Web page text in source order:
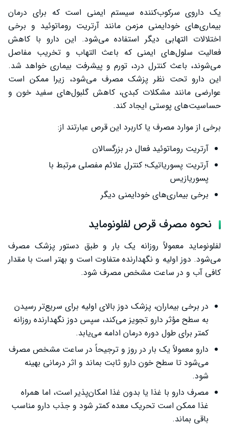
تداخل دارویی
سخن پایانی
یک داروی سرکوب‌کننده سیستم ایمنی است که برای درمان
بیماری‌های خودایمنی مزمن مانند آرتریت روماتوئید و برخی
اختلالات التهابی دیگر استفاده می‌شود. این دارو با کاهش
فعالیت سلول‌های ایمنی که باعث التهاب و تخریب مفاصل
می‌شوند، باعث کنترل درد، تورم و پیشرفت بیماری خواهد شد.
این دارو تحت نظر پزشک مصرف می‌شود، زیرا ممکن است
عوارضی مانند مشکلات کبدی، کاهش گلبول‌های سفید خون و
حساسیت‌های پوستی ایجاد کند.
برخی از موارد مصرف یا کاربرد این قرص عبارتند از:
آرتریت روماتوئید فعال در بزرگسالان
آرتریت پسوریاتیک؛ کنترل علائم مفصلی مرتبط با
پسوریازیس
برخی بیماری‌های خودایمنی دیگر
نحوه مصرف قرص لفلونوماید
لفلونوماید معمولاً روزانه یک بار و طبق دستور پزشک مصرف
می‌شود. دوز اولیه و نگهدارنده متفاوت است و بهتر است با مقدار
کافی آب و در ساعت مشخص مصرف شود.
در برخی بیماران، پزشک دوز بالای اولیه برای سریع‌تر رسیدن
به سطح مؤثر دارو تجویز می‌کند، سپس دوز نگهدارنده روزانه
کمتر برای طول دوره درمان ادامه می‌یابد.
دارو معمولاً یک بار در روز و ترجیحاً در ساعت مشخص مصرف
می‌شود تا سطح خون دارو ثابت بماند و اثر درمانی بهینه
شود.
مصرف دارو با غذا یا بدون غذا امکان‌پذیر است، اما همراه
غذا ممکن است تحریک معده کمتر شود و جذب دارو مناسب
باقی بماند.